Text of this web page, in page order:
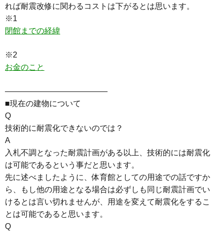
れば耐震改修に関わるコストは下がるとは思います。
※1
閉館までの経緯
※2
お金のこと
—————————————
■現在の建物について
Q
技術的に耐震化できないのでは？
A
入札不調となった耐震計画がある以上、技術的には耐震化
は可能であるという事だと思います。
先に述べましたように、体育館としての用途での話ですか
ら、もし他の用途となる場合は必ずしも同じ耐震計画でい
けるとは言い切れませんが、用途を変えて耐震化をするこ
とは可能であると思います。
Q